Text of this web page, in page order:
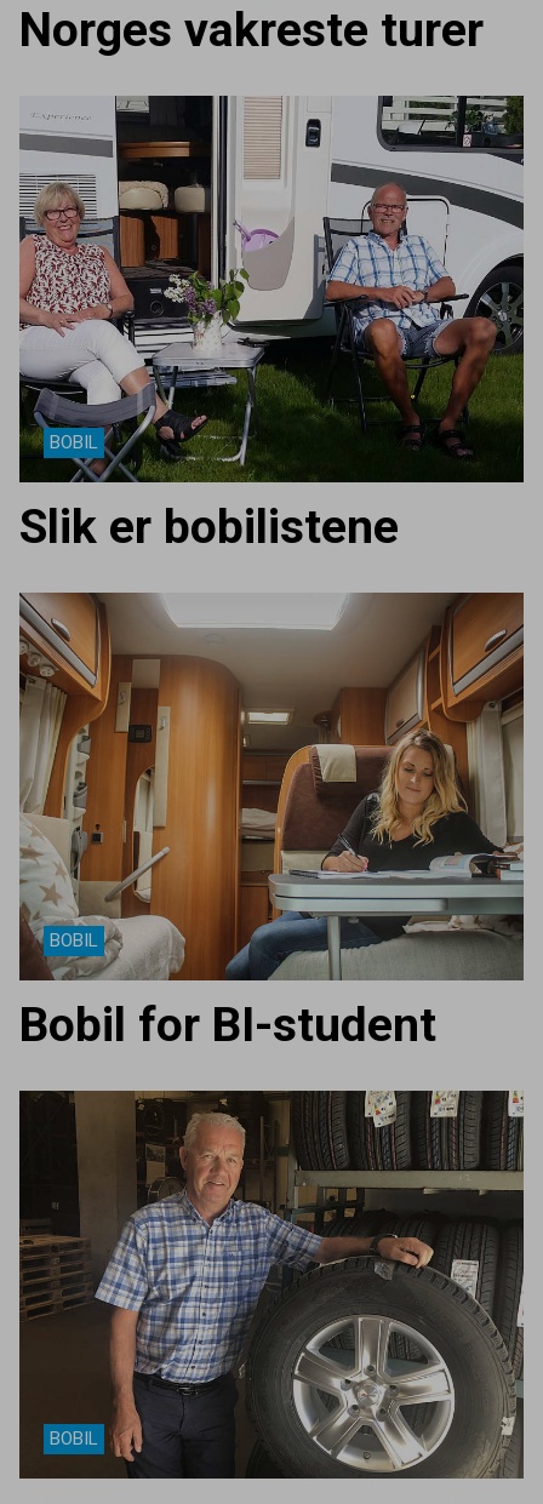
Norges vakreste turer
BOBIL
Slik er bobilistene
BOBIL
Bobil for BI-student
BOBIL